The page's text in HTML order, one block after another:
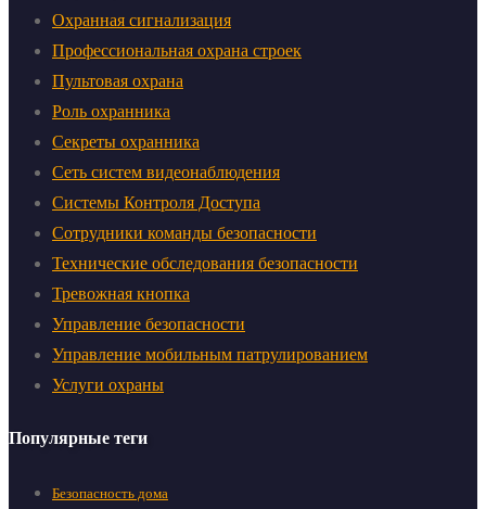
Охранная сигнализация
Профессиональная охрана строек
Пультовая охрана
Роль охранника
Секреты охранника
Сеть систем видеонаблюдения
Системы Контроля Доступа
Сотрудники команды безопасности
Технические обследования безопасности
Тревожная кнопка
Управление безопасности
Управление мобильным патрулированием
Услуги охраны
Популярные теги
Безопасность дома